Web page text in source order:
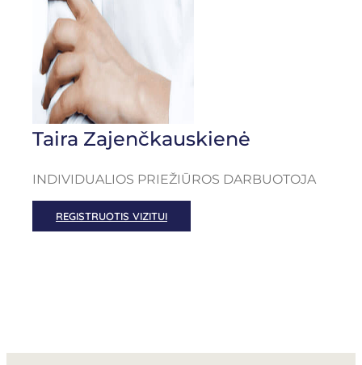
Taira Zajenčkauskienė
INDIVIDUALIOS PRIEŽIŪROS DARBUOTOJA
REGISTRUOTIS VIZITUI